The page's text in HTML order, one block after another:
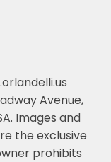
Avenue,
Images and
the exclusive
prohibits